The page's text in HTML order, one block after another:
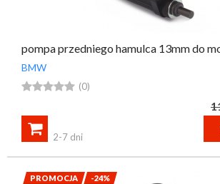
pompa przedniego hamulca 13mm do
BMW
 (0)

2-7 dni
PROMOCJA -24%